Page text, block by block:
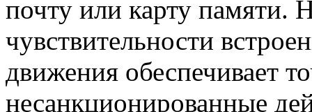
почту или карту памяти.
чувствительности
движения обеспечивает
несанкционированные